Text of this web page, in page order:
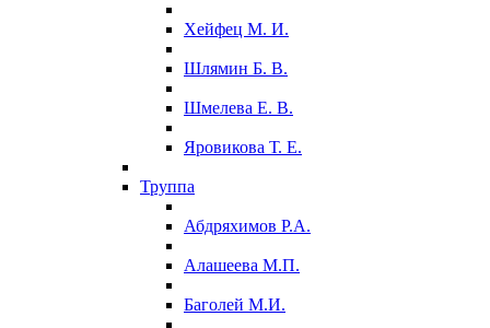
Хейфец М. И.
Шлямин Б. В.
Шмелева Е. В.
Яровикова Т. Е.
Труппа
Абдряхимов Р.А.
Алашеева М.П.
Баголей М.И.